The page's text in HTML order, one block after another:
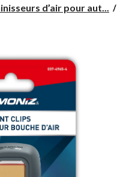
d’air pour aut...